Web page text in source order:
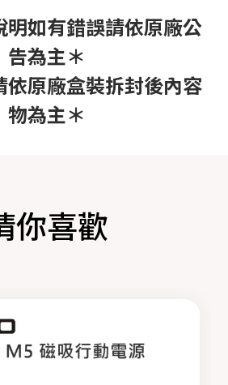
明如有錯誤請依原廠公
告為主＊
依原廠盒裝拆封後內容
物為主＊
你喜歡